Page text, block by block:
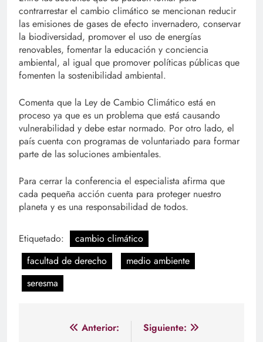
contrarrestar el cambio climático se mencionan reducir
las emisiones de gases de efecto invernadero, conservar
la biodiversidad, promover el uso de energías
renovables, fomentar la educación y conciencia
ambiental, al igual que promover políticas públicas que
fomenten la sostenibilidad ambiental.
Comenta que la Ley de Cambio Climático está en
proceso ya que es un problema que está causando
vulnerabilidad y debe estar normado. Por otro lado, el
país cuenta con programas de voluntariado para formar
parte de las soluciones ambientales.
Para cerrar la conferencia el especialista afirma que
cada pequeña acción cuenta para proteger nuestro
planeta y es una responsabilidad de todos.
Etiquetado:
cambio climático
facultad de derecho
medio ambiente
seresma
Navegación
Anterior:
Siguiente: